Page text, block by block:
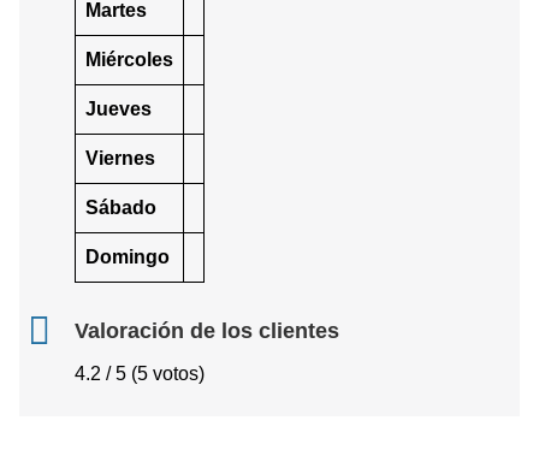
Martes
Miércoles
Jueves
Viernes
Sábado
Domingo
Valoración de los clientes
4.2 / 5 (5 votos)